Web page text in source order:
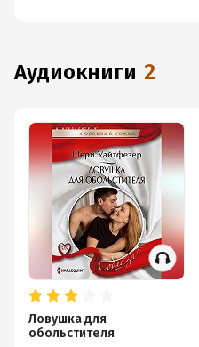
аудиокниги 2
Ловушка для
обольстителя